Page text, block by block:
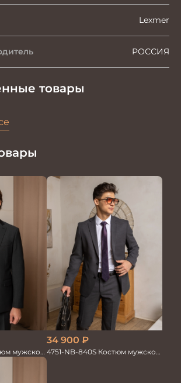
Lexmer
РОССИЯ
товары
мужской
34 900 ₽
4751-NB-840S Костюм мужской